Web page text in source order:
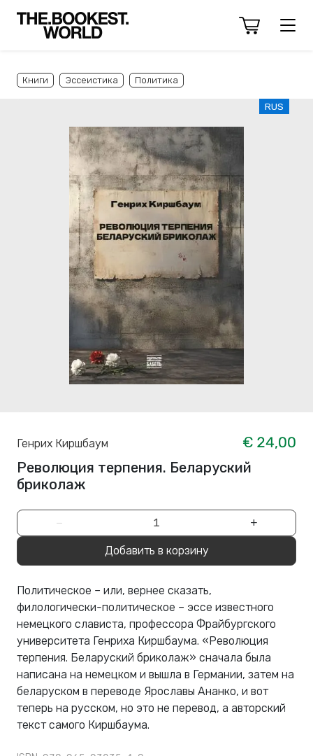
Книги Эссеистика Политика
RUS
Генрих Киршбаум
€ 24,00
Революция терпения. Беларуский
бриколаж
− +
Добавить в корзину
Политическое – или, вернее сказать,
филологически-политическое – эссе известного
немецкого слависта, профессора Фрайбургского
университета Генриха Киршбаума. «Революция
терпения. Беларуский бриколаж» сначала была
написана на немецком и вышла в Германии, затем на
беларуском в переводе Ярославы Ананко, и вот
теперь на русском, но это не перевод, а авторский
текст самого Киршбаума.